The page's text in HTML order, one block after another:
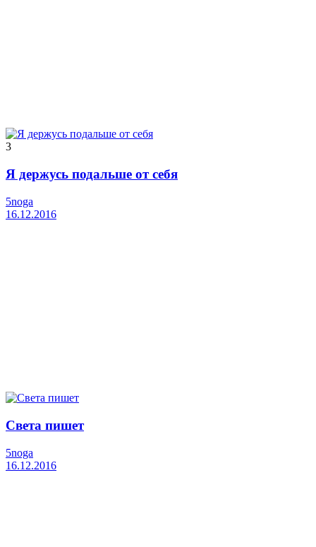
3
Я держусь подальше от себя
5noga
16.12.2016
Света пишет
5noga
16.12.2016